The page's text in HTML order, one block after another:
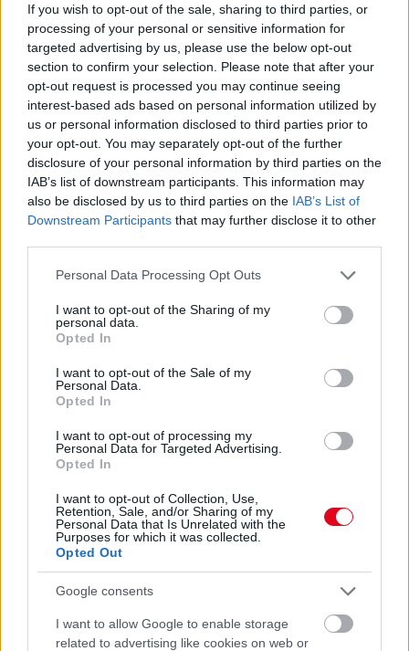
If you wish to opt-out of the sale, sharing to third parties, or
processing of your personal or sensitive information for
targeted advertising by us, please use the below opt-out
section to confirm your selection. Please note that after your
opt-out request is processed you may continue seeing
interest-based ads based on personal information utilized by
us or personal information disclosed to third parties prior to
your opt-out. You may separately opt-out of the further
disclosure of your personal information by third parties on the
IAB’s list of downstream participants. This information may
also be disclosed by us to third parties on the IAB’s List of
Downstream Participants that may further disclose it to other
Please note that this website/app uses one or more Google
not limited to your visit or usage behaviour. You may click to
grant or deny consent to Google and its third-party tags to
use your data for below specified purposes in below Google
consent section.
Personal Data Processing Opt Outs
I want to opt-out of the Sharing of my
personal data.
Opted In
I want to opt-out of the Sale of my
Personal Data.
Opted In
I want to opt-out of processing my
Personal Data for Targeted Advertising.
Opted In
I want to opt-out of Collection, Use,
Retention, Sale, and/or Sharing of my
Personal Data that Is Unrelated with the
Purposes for which it was collected.
Opted Out
Google consents
I want to allow Google to enable storage
related to advertising like cookies on web or
Egy 13 éves fiú holttestére találtak a vasúti síneken:
balesetre gyanakszik a rendőrség
csomagtartójában - kiléte ismeretlen - Fotók
A NASA elárulta: ez történik a holttesttel, ha valaki meghal